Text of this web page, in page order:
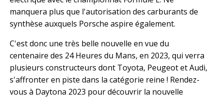
manquera plus que l'autorisation des carburants de
synthèse auxquels Porsche aspire également.
C'est donc une très belle nouvelle en vue du
centenaire des 24 Heures du Mans, en 2023, qui verra
plusieurs constructeurs dont Toyota, Peugeot et Audi,
s'affronter en piste dans la catégorie reine ! Rendez-
vous à Daytona 2023 pour découvrir la nouvelle